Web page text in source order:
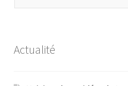
Actualité